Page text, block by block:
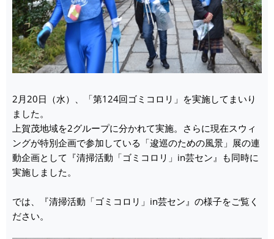
2月20日（水）、「第124回ゴミコロリ」を実施してまいり
ました。
上賀茂地域を2グループに分かれて実施。さらに現在スウィ
ングが特別企画で参加している「逡巡のための風景」展の連
動企画として『清掃活動「ゴミコロリ」in芸セン』も同時に
実施しました。
では、『清掃活動「ゴミコロリ」in芸セン』の様子をご覧く
ださい。